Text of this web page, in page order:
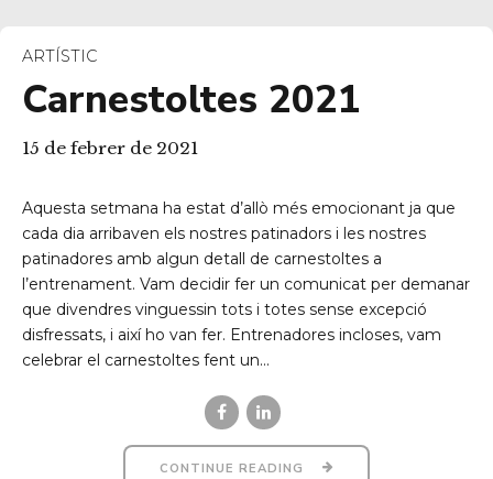
ARTÍSTIC
Carnestoltes 2021
15 de febrer de 2021
Aquesta setmana ha estat d’allò més emocionant ja que
cada dia arribaven els nostres patinadors i les nostres
patinadores amb algun detall de carnestoltes a
l’entrenament. Vam decidir fer un comunicat per demanar
que divendres vinguessin tots i totes sense excepció
disfressats, i així ho van fer. Entrenadores incloses, vam
celebrar el carnestoltes fent un...
CONTINUE READING